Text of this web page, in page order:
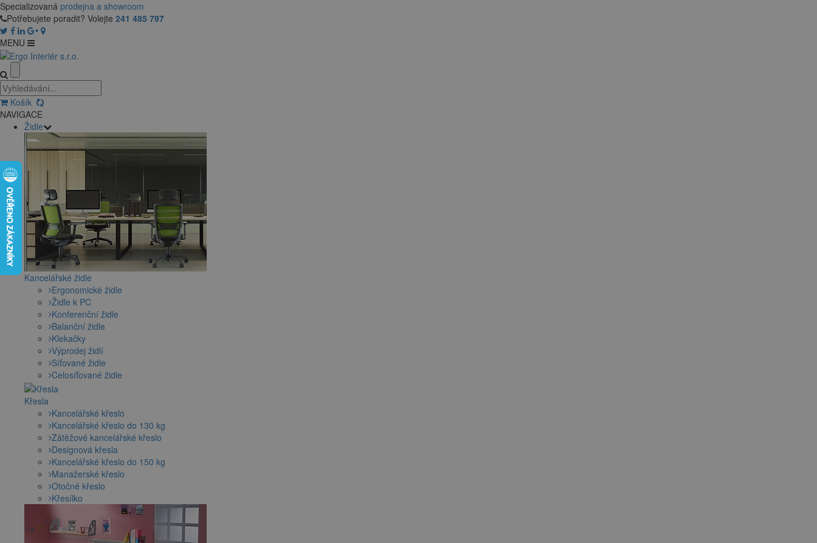
Specializovaná prodejna a showroom
Potřebujete poradit? Volejte 241 485 797
MENU
Košík
NAVIGACE
Židle
Kancelářské židle
Ergonomické židle
Židle k PC
Konferenční židle
Balanční židle
Klekačky
Výprodej židlí
Síťované židle
Celosíťované židle
Křesla
Kancelářské křeslo
Kancelářské křeslo do 130 kg
Zátěžové kancelářské křeslo
Designová křesla
Kancelářské křeslo do 150 kg
Manažerské křeslo
Otočné křeslo
Křesílko